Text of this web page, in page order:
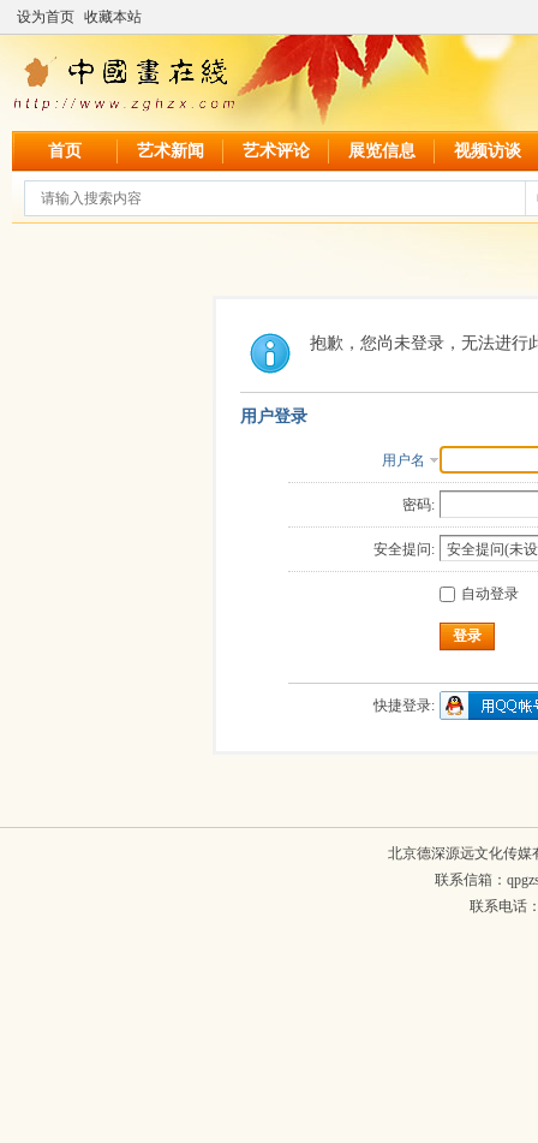
设为首页 收藏本站
首页 艺术新闻 艺术评论 展览信息 视频访谈
抱歉，您尚未登录，无法进行
用户登录
用户名
密码:
安全提问:
自动登录
登录
快捷登录:
北京德深源远文化传
联系信箱：
联系电话